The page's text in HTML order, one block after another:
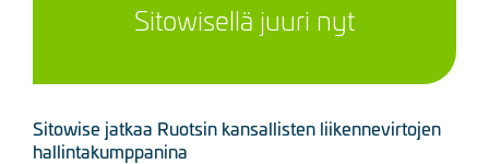
Sitowisellä juuri nyt
Sitowise jatkaa Ruotsin kansallisten liikennevirtojen
hallintakumppanina